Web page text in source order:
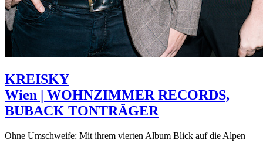
KREISKY
Wien | WOHNZIMMER RECORDS,
BUBACK TONTRÄGER
Ohne Umschweife: Mit ihrem vierten Album Blick auf die Alpen